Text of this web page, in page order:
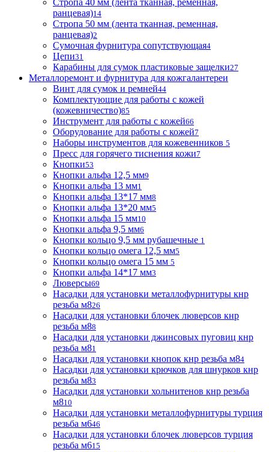
Стропа 40 мм (лента тканная, ременная,
ранцевая)14
Стропа 50 мм (лента тканная, ременная,
ранцевая)2
Сумочная фурнитура сопутствующая4
Цепи31
Карабины для сумок пластиковые защелки27
Металлоремонт и фурнитура для кожгалантереи
Винт для сумок и ремней44
Комплектующие для работы с кожей
(кожевничество)85
Инструмент для работы с кожей66
Оборудование для работы с кожей7
Наборы инструментов для кожевенников 5
Пресс для горячего тиснения кожи7
Кнопки53
Кнопки альфа 12,5 мм9
Кнопки альфа 13 мм1
Кнопки альфа 13*17 мм8
Кнопки альфа 13*20 мм5
Кнопки альфа 15 мм10
Кнопки альфа 9,5 мм6
Кнопки кольцо 9,5 мм рубашечные 1
Кнопки кольцо омега 12,5 мм5
Кнопки кольцо омега 15 мм 5
Кнопки альфа 14*17 мм3
Люверсы69
Насадки для установки металлофурнитуры кнр
резьба м826
Насадки для установки блочек люверсов кнр
резьба м88
Насадки для установки джинсовых пуговиц кнр
резьба м81
Насадки для установки кнопок кнр резьба м84
Насадки для установки крючков для шнурков кнр
резьба м83
Насадки для установки хольнитенов кнр резьба
м810
Насадки для установки металлофурнитуры турция
резьба м646
Насадки для установки блочек люверсов турция
резьба м615